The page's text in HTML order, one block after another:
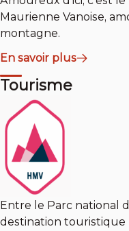
Maurienne Vanoise,
montagne.
En savoir plus
Tourisme
Entre le Parc national
destination touristique